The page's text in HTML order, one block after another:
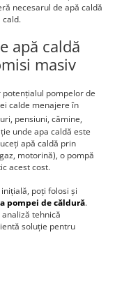
necesarul de apă caldă
cald.
apă caldă
masiv
pompelor de
calde menajere în
pensiuni, cămine,
unde apa caldă este
apă caldă prin
motorină), o pompă
acest cost.
poți folosi și
pompei de căldură.
tehnică
soluție pentru